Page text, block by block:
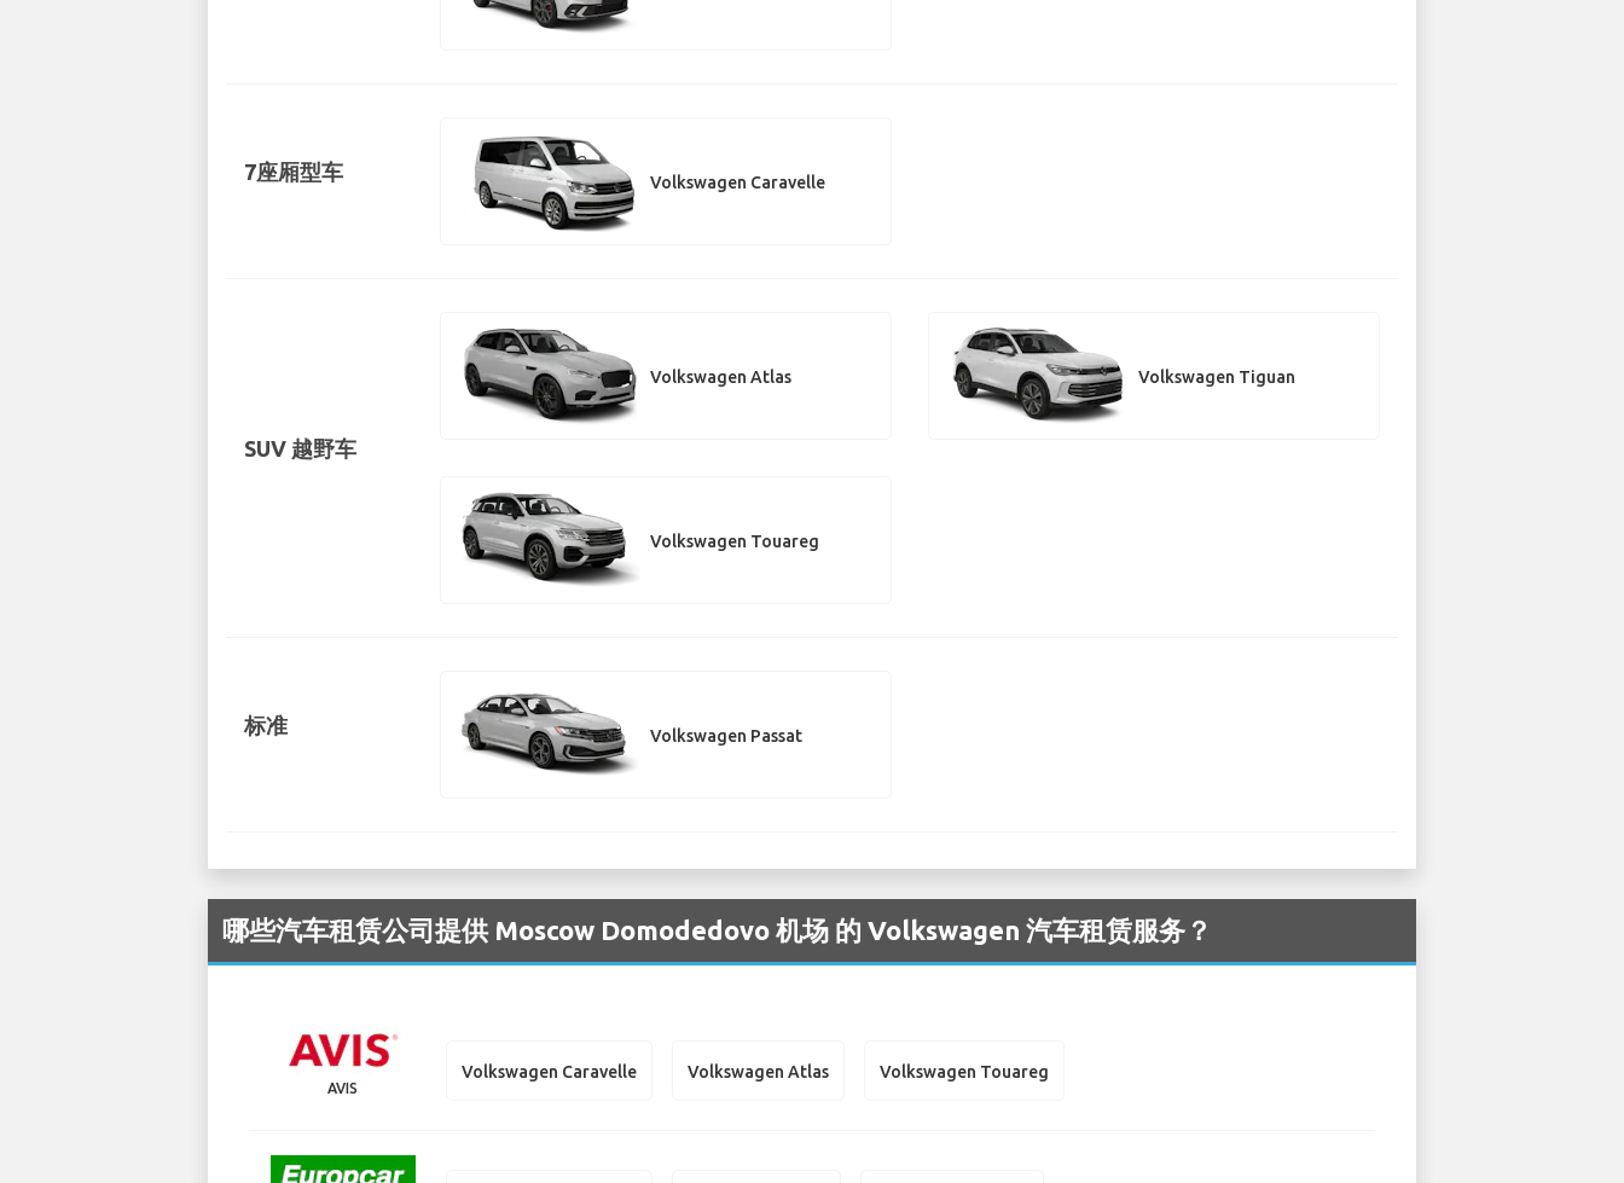
7座厢型车 Volkswagen Caravelle
SUV 越野车
Volkswagen Atlas Volkswagen Tiguan
Volkswagen Touareg
标准 Volkswagen Passat
哪些汽车租赁公司提供 Moscow Domodedovo 机场 的 Volkswagen 汽车租赁服务？
AVIS
Volkswagen Caravelle Volkswagen Atlas Volkswagen Touareg